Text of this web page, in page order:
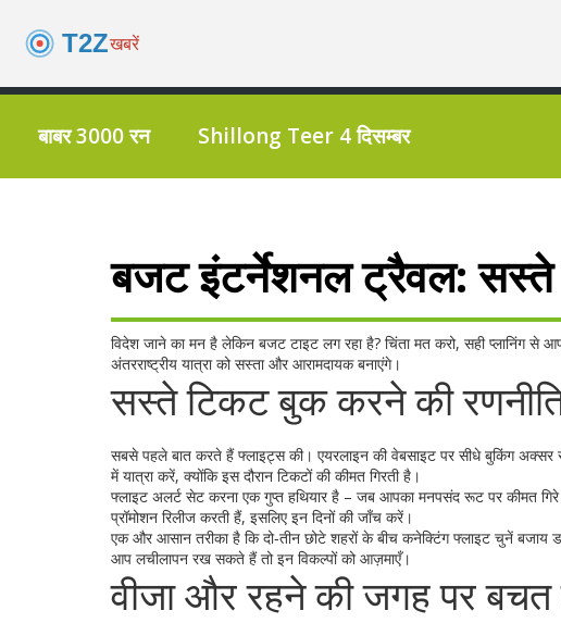
बाबर 3000 रन Shillong Teer 4 दिसम्बर
बजट इंटर्नेशनल ट्रैवल:
विदेश जाने का मन है लेकिन बजट टाइट लग रहा है? चिंता मत करो, सही
अंतरराष्ट्रीय यात्रा को सस्ता और आरामदायक बनाएंगे।
सस्ते टिकट बुक करने की
सबसे पहले बात करते हैं फ्लाइट्स की। एयरलाइन की वेबसाइट पर सीधे बुकिंग
में यात्रा करें, क्योंकि इस दौरान टिकटों की कीमत गिरती है।
फ्लाइट अलर्ट सेट करना एक गुप्त हथियार है – जब आपका मनपसंद रूट पर कीमत
प्रॉमोशन रिलीज करती हैं, इसलिए इन दिनों की जाँच करें।
एक और आसान तरीका है कि दो‑तीन छोटे शहरों के बीच कनेक्टिंग फ्लाइट चुनें
आप लचीलापन रख सकते हैं तो इन विकल्पों को आज़माएँ।
वीजा और रहने की जगह पर